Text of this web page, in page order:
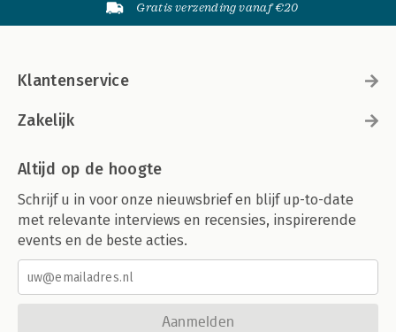
Gratis verzending vanaf €20
Klantenservice
Zakelijk
Altijd op de hoogte
Schrijf u in voor onze nieuwsbrief en blijf up-to-date
met relevante interviews en recensies, inspirerende
events en de beste acties.
Aanmelden